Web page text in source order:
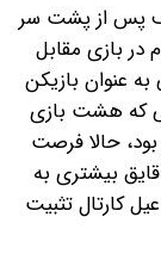
پس از پشت سر
بازی مقابل
عنوان بازیکن
که هشت بازی
حالا فرصت
بیشتری به
کارتال تثبیت